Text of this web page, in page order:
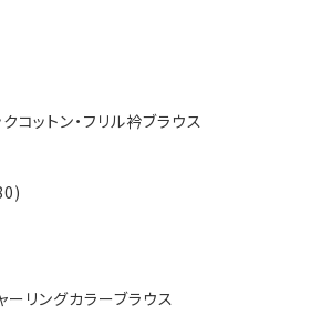
コットン・フリル衿ブラウス
リングカラーブラウス